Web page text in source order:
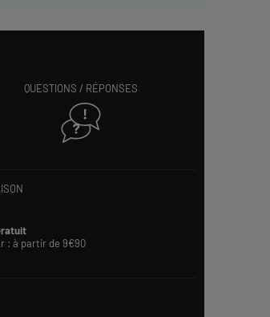
QUESTIONS / RÉPONSES
: à partir de 9€90